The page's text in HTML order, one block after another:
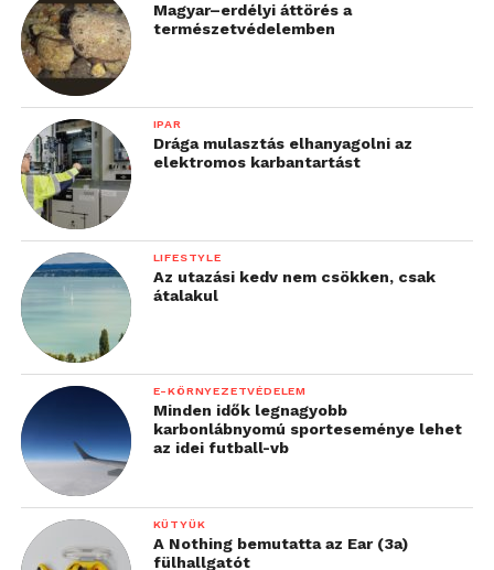
Magyar–erdélyi áttörés a
természetvédelemben
IPAR
Drága mulasztás elhanyagolni az
elektromos karbantartást
LIFESTYLE
Az utazási kedv nem csökken, csak
átalakul
E-KÖRNYEZETVÉDELEM
Minden idők legnagyobb
karbonlábnyomú sporteseménye lehet
az idei futball-vb
KÜTYÜK
A Nothing bemutatta az Ear (3a)
fülhallgatót